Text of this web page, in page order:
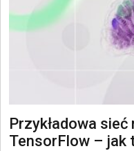
Przykładowa
TensorFlow – jak